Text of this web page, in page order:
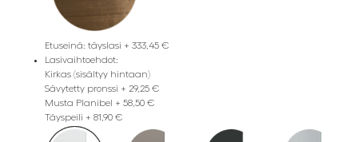
Etuseinä: täyslasi + 333,45 €
Lasivaihtoehdot:
Kirkas (sisältyy hintaan)
Sävytetty pronssi + 29,25 €
Musta Planibel + 58,50 €
Täyspeili + 81,90 €